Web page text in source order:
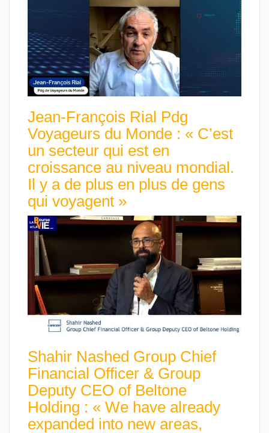
Jean-François Rial Pdg
Voyageurs du Monde : « C’est
un secteur qui est en
croissance au niveau mondial.
Il y a de plus en plus de gens
qui voyagent »
Shahir Nashed Group Chief
Financial Officer & Group
Deputy CEO of Beltone
Holding : « We have already
expanded into new areas,